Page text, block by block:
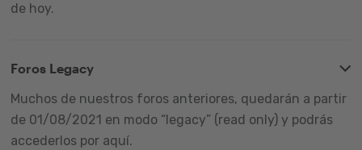
de hoy.
Foros Legacy
Muchos de nuestros foros anteriores, quedarán a partir
de 01/08/2021 en modo “legacy” (read only) y podrás
accederlos por aquí.